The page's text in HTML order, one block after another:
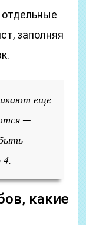
отдельные
заполняя
еще
─
какие